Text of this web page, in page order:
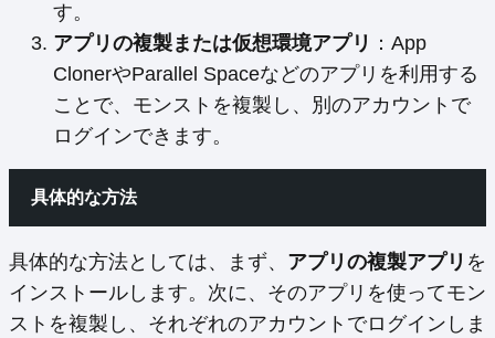
す。
アプリの複製または仮想環境アプリ ：App
ClonerやParallel Spaceなどのアプリを利用する
ことで、モンストを複製し、別のアカウントで
ログインできます。
具体的な方法
具体的な方法としては、まず、 アプリの複製アプリ を
インストールします。次に、そのアプリを使ってモン
ストを複製し、それぞれのアカウントでログインしま